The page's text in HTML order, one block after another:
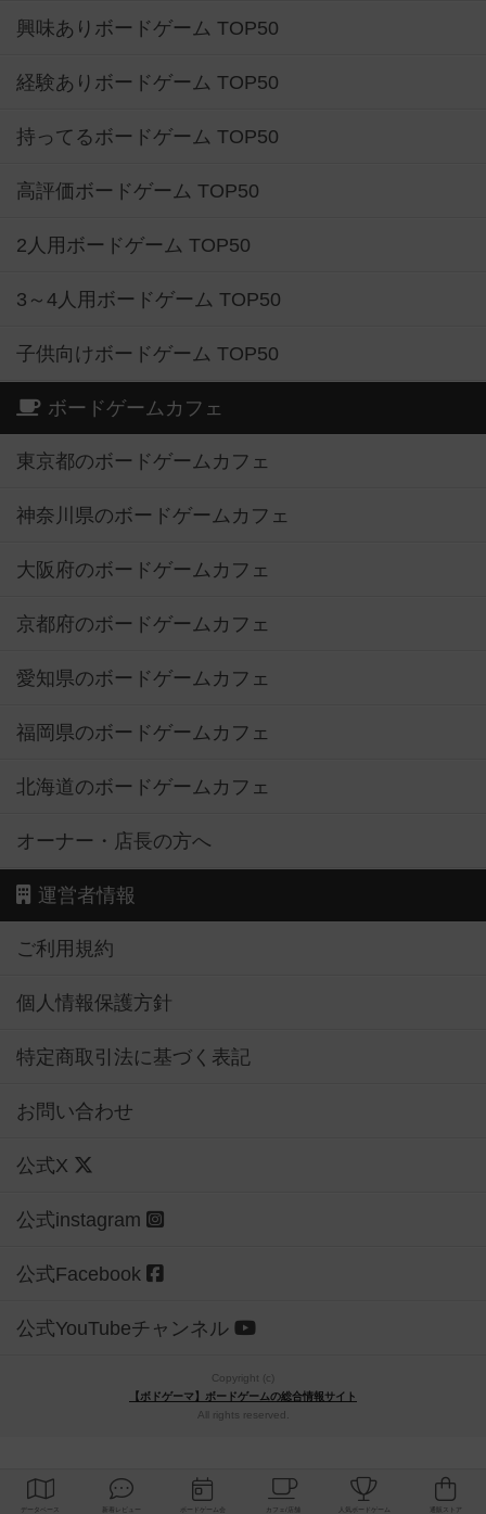
興味ありボードゲーム TOP50
経験ありボードゲーム TOP50
持ってるボードゲーム TOP50
高評価ボードゲーム TOP50
2人用ボードゲーム TOP50
3～4人用ボードゲーム TOP50
子供向けボードゲーム TOP50
ボードゲームカフェ
東京都のボードゲームカフェ
神奈川県のボードゲームカフェ
大阪府のボードゲームカフェ
京都府のボードゲームカフェ
愛知県のボードゲームカフェ
福岡県のボードゲームカフェ
北海道のボードゲームカフェ
オーナー・店長の方へ
運営者情報
ご利用規約
個人情報保護方針
特定商取引法に基づく表記
お問い合わせ
公式X
公式instagram
公式Facebook
公式YouTubeチャンネル
Copyright (c)
【ボドゲーマ】ボードゲームの総合情報サイト
All rights reserved.